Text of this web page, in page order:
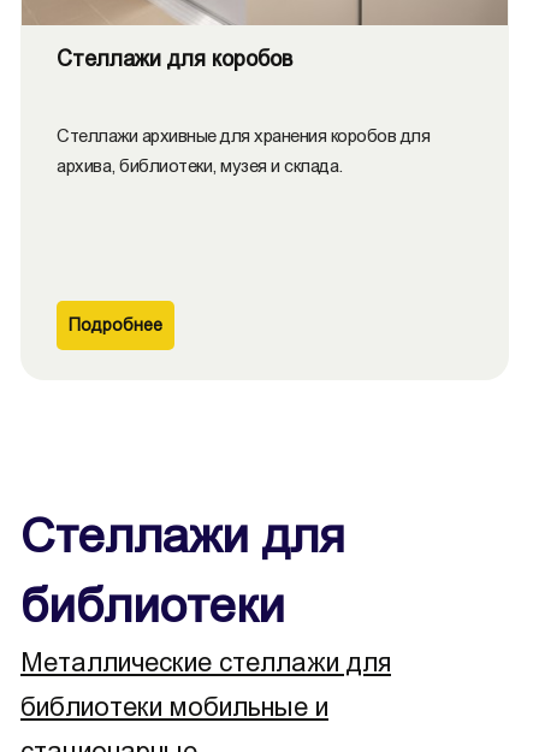
Стеллажи для коробов
Стеллажи архивные для хранения коробов для
архива, библиотеки, музея и склада.
Подробнее
Стеллажи для
библиотеки
Металлические стеллажи для
библиотеки мобильные и